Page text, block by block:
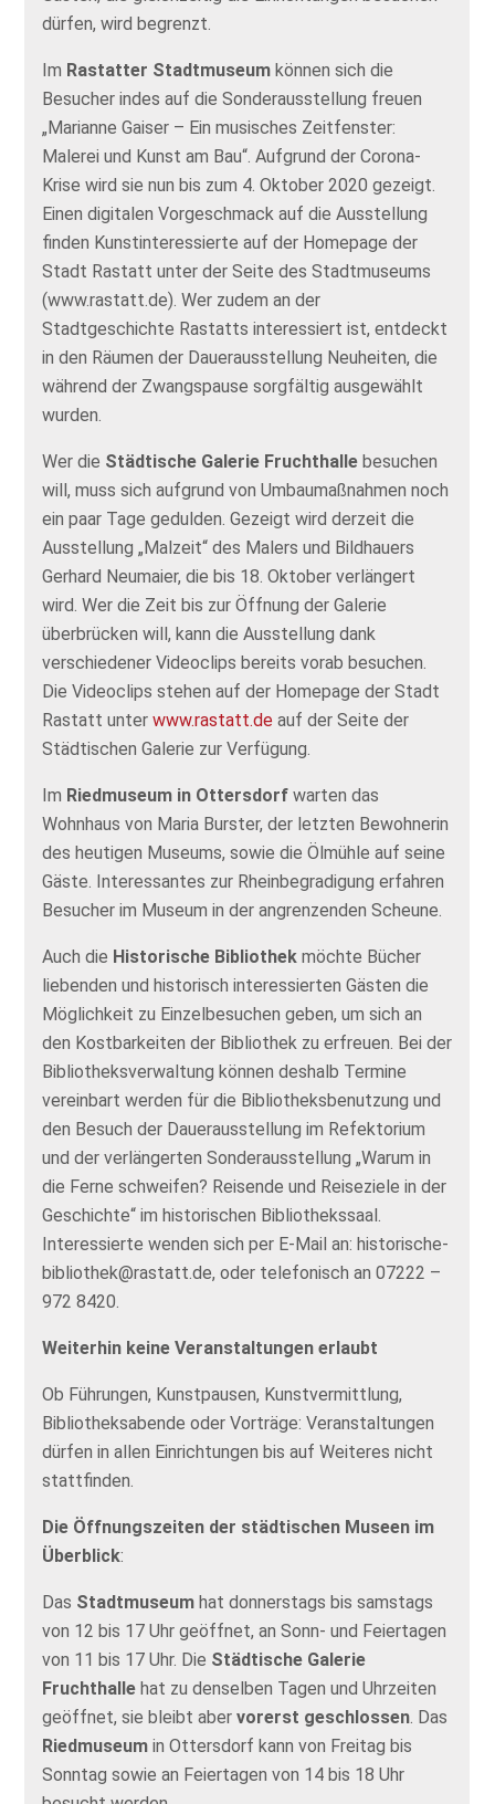
dürfen, wird begrenzt.
Im Rastatter Stadtmuseum können sich die
Besucher indes auf die Sonderausstellung freuen
„Marianne Gaiser – Ein musisches Zeitfenster:
Malerei und Kunst am Bau“. Aufgrund der Corona-
Krise wird sie nun bis zum 4. Oktober 2020 gezeigt.
Einen digitalen Vorgeschmack auf die Ausstellung
finden Kunstinteressierte auf der Homepage der
Stadt Rastatt unter der Seite des Stadtmuseums
(www.rastatt.de). Wer zudem an der
Stadtgeschichte Rastatts interessiert ist, entdeckt
in den Räumen der Dauerausstellung Neuheiten, die
während der Zwangspause sorgfältig ausgewählt
wurden.
Wer die Städtische Galerie Fruchthalle besuchen
will, muss sich aufgrund von Umbaumaßnahmen noch
ein paar Tage gedulden. Gezeigt wird derzeit die
Ausstellung „Malzeit“ des Malers und Bildhauers
Gerhard Neumaier, die bis 18. Oktober verlängert
wird. Wer die Zeit bis zur Öffnung der Galerie
überbrücken will, kann die Ausstellung dank
verschiedener Videoclips bereits vorab besuchen.
Die Videoclips stehen auf der Homepage der Stadt
Rastatt unterwww.rastatt.de auf der Seite der
Städtischen Galerie zur Verfügung.
Im Riedmuseum in Ottersdorf warten das
Wohnhaus von Maria Burster, der letzten Bewohnerin
des heutigen Museums, sowie die Ölmühle auf seine
Gäste. Interessantes zur Rheinbegradigung erfahren
Besucher im Museum in der angrenzenden Scheune.
Auch die Historische Bibliothek möchte Bücher
liebenden und historisch interessierten Gästen die
Möglichkeit zu Einzelbesuchen geben, um sich an
den Kostbarkeiten der Bibliothek zu erfreuen. Bei der
Bibliotheksverwaltung können deshalb Termine
vereinbart werden für die Bibliotheksbenutzung und
den Besuch der Dauerausstellung im Refektorium
und der verlängerten Sonderausstellung „Warum in
die Ferne schweifen? Reisende und Reiseziele in der
Geschichte“ im historischen Bibliothekssaal.
Interessierte wenden sich per E-Mail an: historische-
bibliothek@rastatt.de, oder telefonisch an 07222 –
972 8420.
Weiterhin keine Veranstaltungen erlaubt
Ob Führungen, Kunstpausen, Kunstvermittlung,
Bibliotheksabende oder Vorträge: Veranstaltungen
dürfen in allen Einrichtungen bis auf Weiteres nicht
stattfinden.
Die Öffnungszeiten der städtischen Museen im
Überblick:
Das Stadtmuseumhat donnerstags bis samstags
von 12 bis 17 Uhr geöffnet, an Sonn- und Feiertagen
von 11 bis 17 Uhr. Die Städtische Galerie
Fruchthalle hat zu denselben Tagen und Uhrzeiten
geöffnet, sie bleibt abervorerst geschlossen. Das
Riedmuseumin Ottersdorf kann von Freitag bis
Sonntag sowie an Feiertagen von 14 bis 18 Uhr